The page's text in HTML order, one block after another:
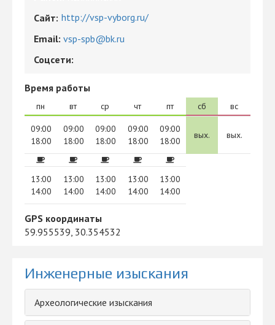
Сайт: http://vsp-vyborg.ru/
Email: vsp-spb@bk.ru
Соцсети:
Время работы
пн
09:00
18:00
13:00
14:00
вт
09:00
18:00
13:00
14:00
ср
09:00
18:00
13:00
14:00
чт
09:00
18:00
13:00
14:00
пт
09:00
18:00
13:00
14:00
сб
вых.
вс
вых.
GPS координаты
59.955539, 30.354532
Инженерные изыскания
Археологические изыскания